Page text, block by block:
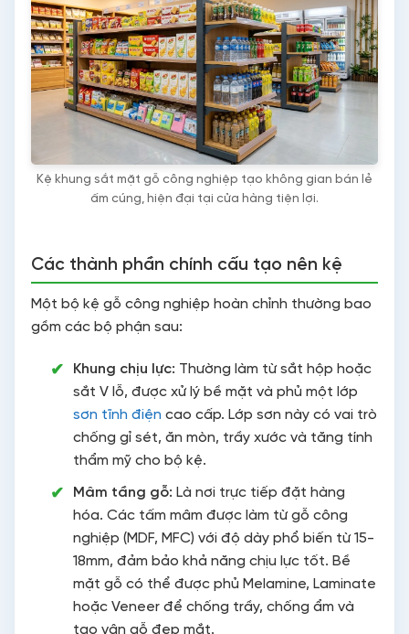
Kệ khung sắt mặt gỗ công nghiệp tạo không gian bán lẻ
ấm cúng, hiện đại tại cửa hàng tiện lợi.
Các thành phần chính cấu tạo nên kệ
Một bộ kệ gỗ công nghiệp hoàn chỉnh thường bao
gồm các bộ phận sau:
Khung chịu lực: Thường làm từ sắt hộp hoặc
sắt V lỗ, được xử lý bề mặt và phủ một lớp
sơn tĩnh điện cao cấp. Lớp sơn này có vai trò
chống gỉ sét, ăn mòn, trầy xước và tăng tính
thẩm mỹ cho bộ kệ.
Mâm tầng gỗ: Là nơi trực tiếp đặt hàng
hóa. Các tấm mâm được làm từ gỗ công
nghiệp (MDF, MFC) với độ dày phổ biến từ 15-
18mm, đảm bảo khả năng chịu lực tốt. Bề
mặt gỗ có thể được phủ Melamine, Laminate
hoặc Veneer để chống trầy, chống ẩm và
tạo vân gỗ đẹp mắt.